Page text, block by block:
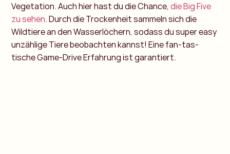
Vegetation. Auch hier hast du die Chance,die Big Five
zu sehen. Durch die Trockenheit sammeln sich die
Wildtiere an den Wasserlöchern, sodass du super easy
unzählige Tiere beobachten kannst! Eine fan-tas-
tische Game-Drive Erfahrung ist garantiert.